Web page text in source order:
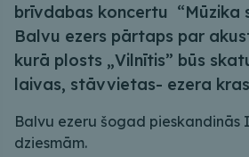
brīvdabas koncertu “Mūzika
Balvu ezers pārtaps par
kurā plosts „Vilnītis” būs
laivas, stāvvietas- ezera
Balvu ezeru šogad pieskandinās
dziesmām.